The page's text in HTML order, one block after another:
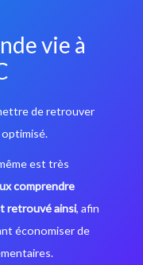
vie à
de retrouver
est très
comprendre
retrouvé ainsi, afin
économiser de